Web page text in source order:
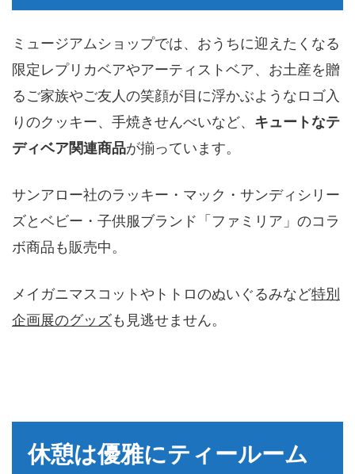
ミュージアムショップでは、おうちに迎えたくなる
限定レプリカベアやアーティストベア、お土産を贈
るご家族やご友人の笑顔が目に浮かぶようなロゴ入
りのクッキー、手焼きせんべいなど、 キュートなテ
ディベア関連商品が揃っています。
サンアロー社のラッキー・マック・サンディシリー
ズとベビー・子供服ブランド「ファミリア」のコラ
ボ商品も販売中。
メイガニマスコットやトトロのぬいぐるみなど特別
企画展のグッズも見逃せません。
休憩は優雅にティールーム